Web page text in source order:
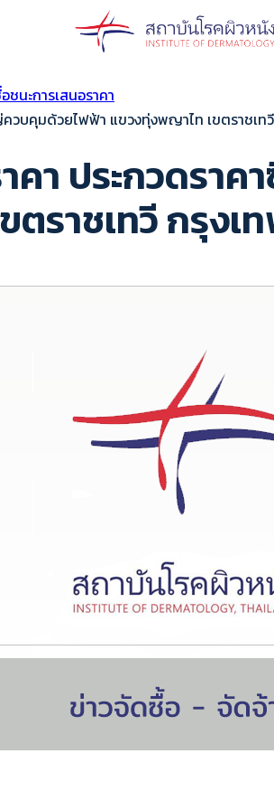
ชนะการเสนอราคา
วบคุมด้วยไฟฟ้า แขวงทุ่งพญาไท เขตราชเท
คา ประกวดร
ราชเทวี กรุงเ